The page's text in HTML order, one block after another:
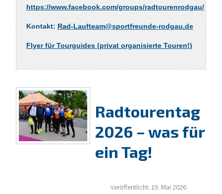
https://www.facebook.com/groups/radtourenrodgau/
Kontakt: Rad-Laufteam@sportfreunde-rodgau.de
Flyer für Tourguides (privat organisierte Touren!)
Radtourentag
2026 – was für
ein Tag!
Veröffentlicht: 19. Mai 2026